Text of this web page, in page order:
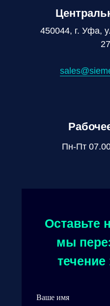
Оставьте
мы
Ваше имя
450044, г. Уфа,
Пн-Пт